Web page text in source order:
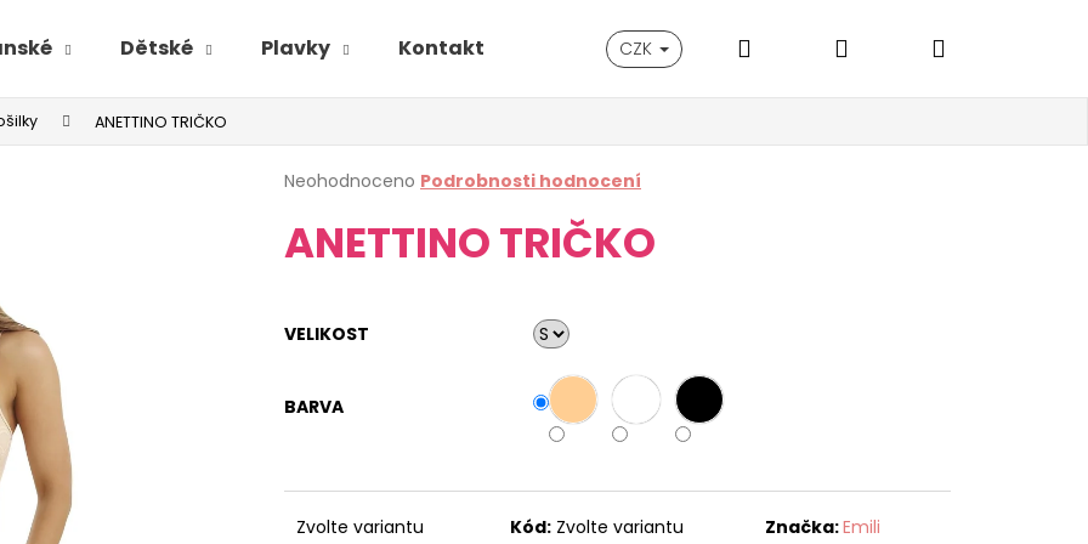
Dětské Plavky Kontakt CZK Hledat PřihlášeníNákupní
košík
ANETTINO TRIČKO
Průměrné
produktu
je
hvězdiček.
Neohodnoceno Podrobnosti hodnocení
ANETTINO TRIČKO
VELIKOST
BARVA
Zvolte variantu Kód: Zvolte variantu Značka:Emili